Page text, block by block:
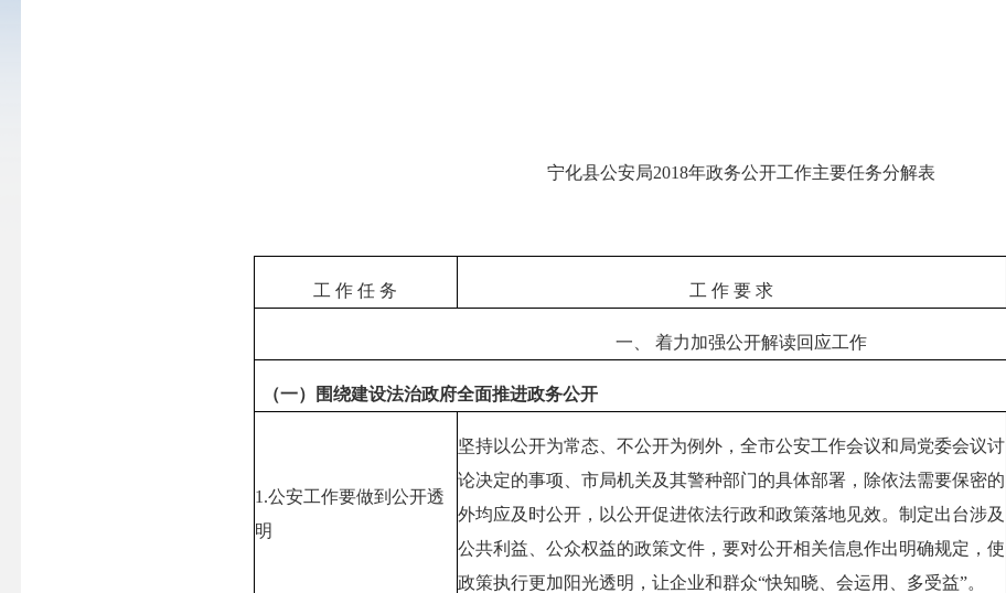
宁化县公安局2018年政务公开工作主要任务分解表
工 作 任 务 工 作 要 求
一、 着力加强公开解读回应工作
（一）围绕建设法治政府全面推进政务公开
1.公安工作要做到公开透
明
坚持以公开为常态、不公开为例外，全市公安工作会议和局党委会议讨
论决定的事项、市局机关及其警种部门的具体部署，除依法需要保密的
外均应及时公开，以公开促进依法行政和政策落地见效。制定出台涉及
公共利益、公众权益的政策文件，要对公开相关信息作出明确规定，使
政策执行更加阳光透明，让企业和群众“快知晓、会运用、多受益”。